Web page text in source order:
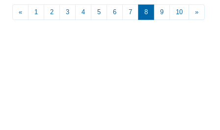
« 1 2 3 4 5 6 7 8 9 10 »